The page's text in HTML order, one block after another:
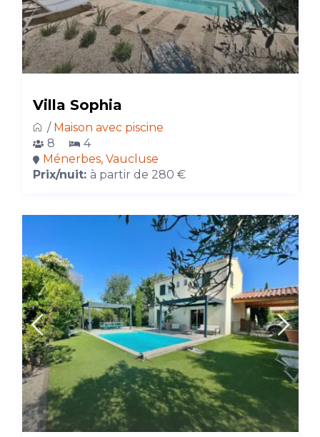
Villa Sophia
/ Maison avec piscine
8
4
Ménerbes, Vaucluse
Prix/nuit: à partir de 280 €